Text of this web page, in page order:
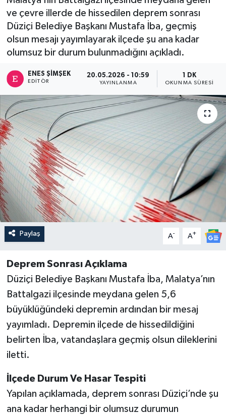
ve çevre illerde de hissedilen deprem sonrası
Düziçi Belediye Başkanı Mustafa İba, geçmiş
olsun mesajı yayımlayarak ilçede şu ana kadar
olumsuz bir durum bulunmadığını açıkladı.
ENES ŞIMŞEK
EDITÖR
20.05.2026 - 10:59
YAYINLANMA
1 DK
OKUNMA SÜRESI
Paylaş A- A+
Deprem Sonrası Açıklama
Düziçi Belediye Başkanı Mustafa İba, Malatya’nın
Battalgazi ilçesinde meydana gelen 5,6
büyüklüğündeki depremin ardından bir mesaj
yayımladı. Depremin ilçede de hissedildiğini
belirten İba, vatandaşlara geçmiş olsun dileklerini
iletti.
İlçede Durum Ve Hasar Tespiti
Yapılan açıklamada, deprem sonrası Düziçi’nde şu
ana kadar herhangi bir olumsuz durumun